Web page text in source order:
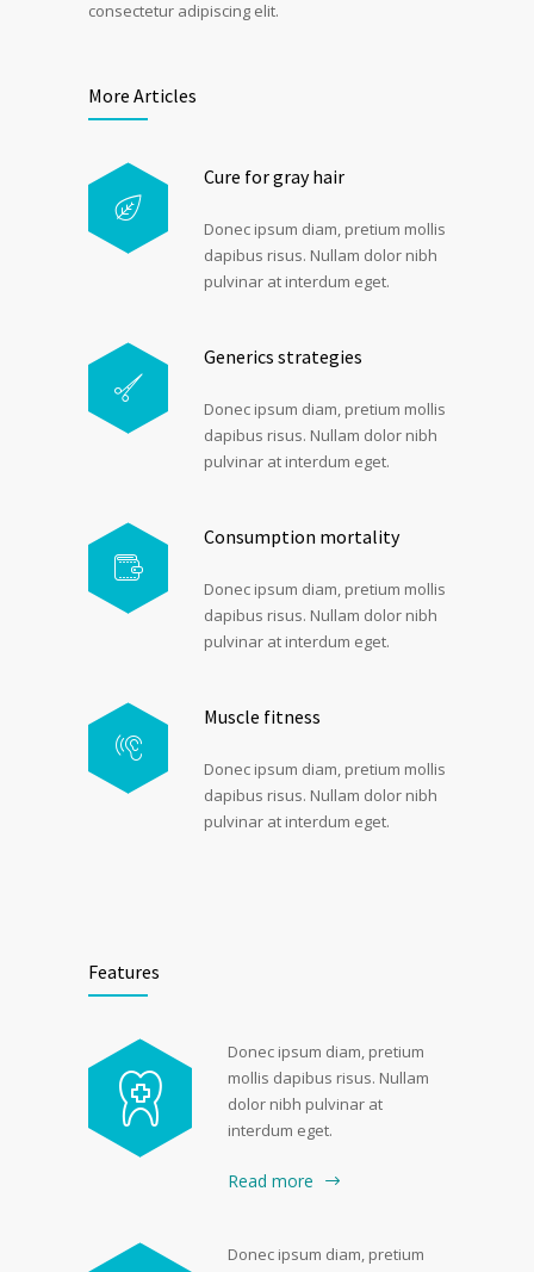
consectetur adipiscing elit.
More Articles
Cure for gray hair
Donec ipsum diam, pretium mollis
dapibus risus. Nullam dolor nibh
pulvinar at interdum eget.
Generics strategies
Donec ipsum diam, pretium mollis
dapibus risus. Nullam dolor nibh
pulvinar at interdum eget.
Consumption mortality
Donec ipsum diam, pretium mollis
dapibus risus. Nullam dolor nibh
pulvinar at interdum eget.
Muscle fitness
Donec ipsum diam, pretium mollis
dapibus risus. Nullam dolor nibh
pulvinar at interdum eget.
Features
Donec ipsum diam, pretium
mollis dapibus risus. Nullam
dolor nibh pulvinar at
interdum eget.
Read more
Donec ipsum diam, pretium